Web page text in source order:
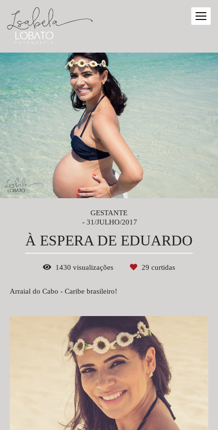
GESTANTE
31/JULHO/2017
À ESPERA DE EDUARDO
1430 visualizações 29 curtidas
Arraial do Cabo - Caribe brasileiro!